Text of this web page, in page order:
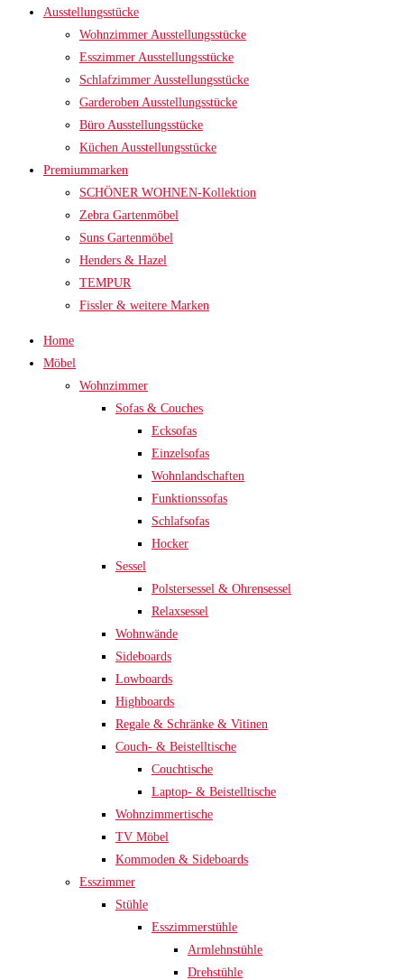
Ausstellungsstücke
Wohnzimmer Ausstellungsstücke
Esszimmer Ausstellungsstücke
Schlafzimmer Ausstellungsstücke
Garderoben Ausstellungsstücke
Büro Ausstellungsstücke
Küchen Ausstellungsstücke
Premiummarken
SCHÖNER WOHNEN-Kollektion
Zebra Gartenmöbel
Suns Gartenmöbel
Henders & Hazel
TEMPUR
Fissler & weitere Marken
Home
Möbel
Wohnzimmer
Sofas & Couches
Ecksofas
Einzelsofas
Wohnlandschaften
Funktionssofas
Schlafsofas
Hocker
Sessel
Polstersessel & Ohrensessel
Relaxsessel
Wohnwände
Sideboards
Lowboards
Highboards
Regale & Schränke & Vitinen
Couch- & Beistelltische
Couchtische
Laptop- & Beistelltische
Wohnzimmertische
TV Möbel
Kommoden & Sideboards
Esszimmer
Stühle
Esszimmerstühle
Armlehnstühle
Drehstühle